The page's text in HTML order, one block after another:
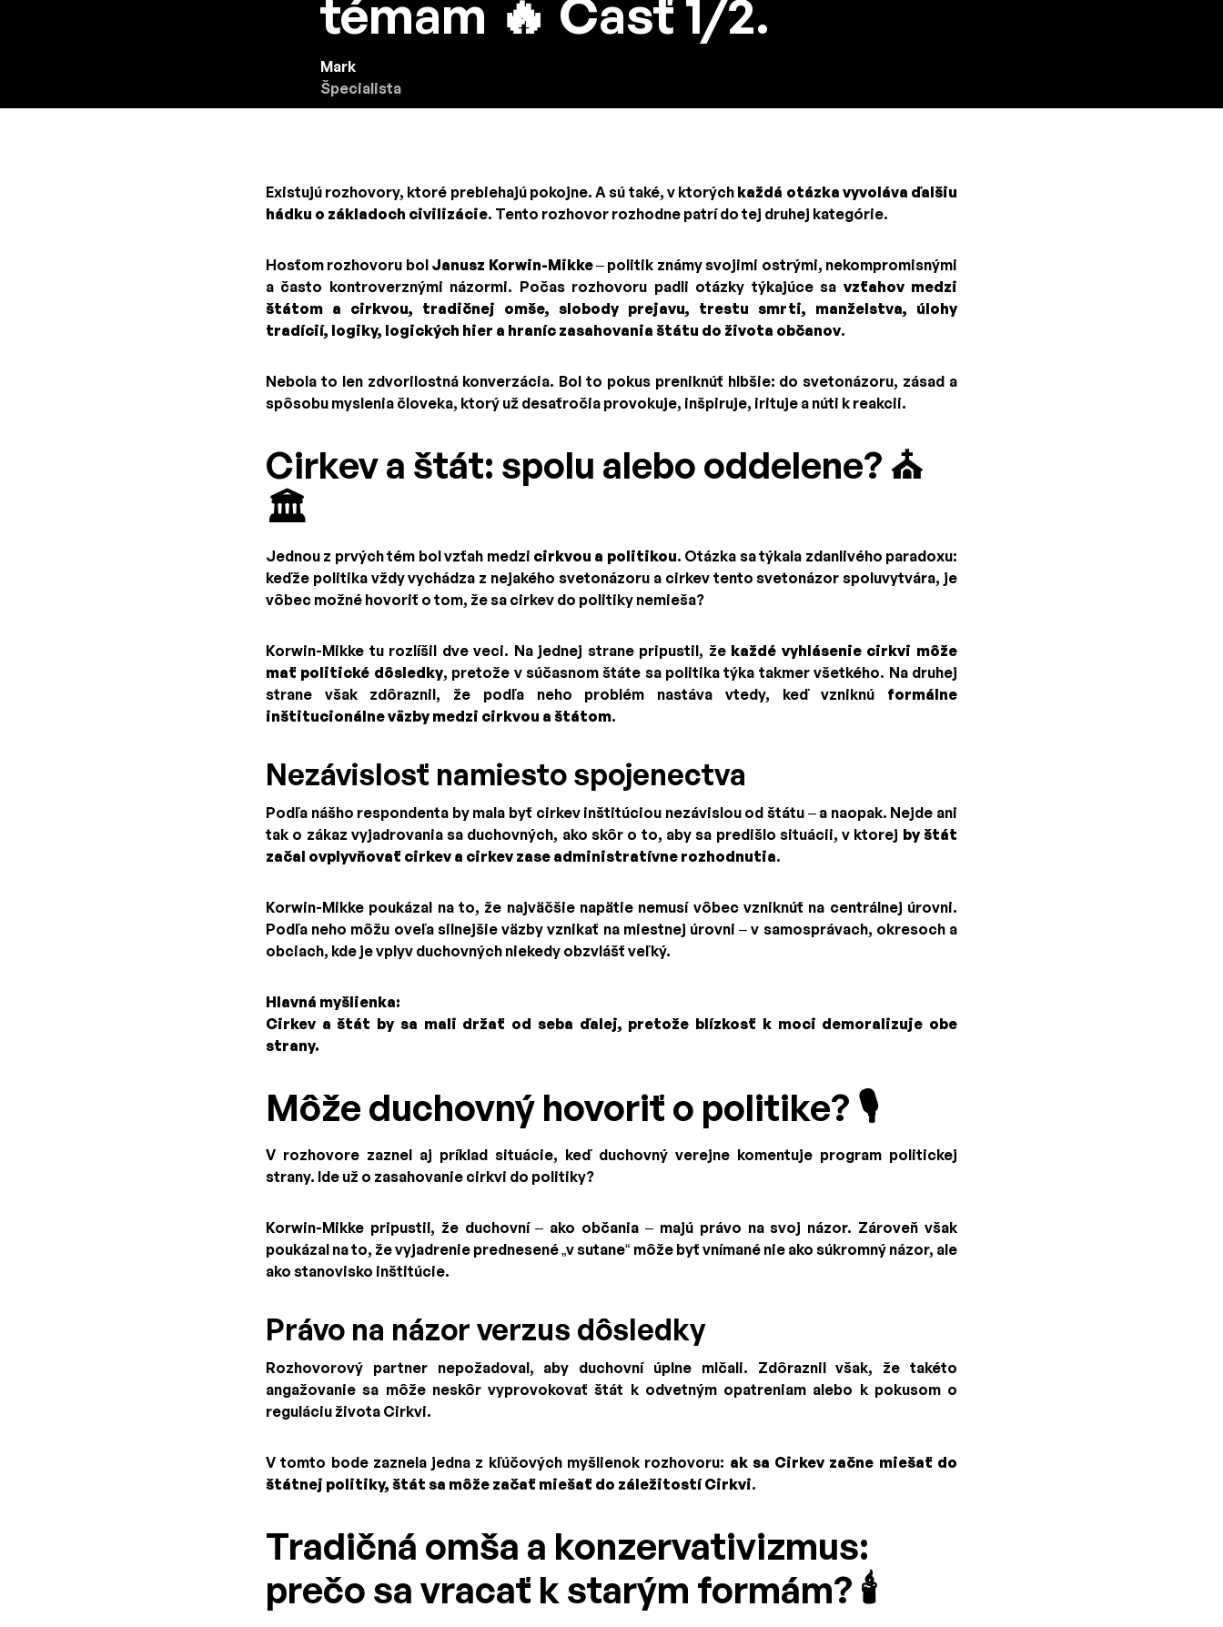
témam 🔥 Časť 1/2.
Mark
Špecialista
Existujú rozhovory, ktoré prebiehajú pokojne. A sú také, v ktorých každá otázka vyvoláva ďalšiu
hádku o základoch civilizácie. Tento rozhovor rozhodne patrí do tej druhej kategórie.
Hosťom rozhovoru bol Janusz Korwin-Mikke– politik známy svojimi ostrými, nekompromisnými
a často kontroverznými názormi. Počas rozhovoru padli otázky týkajúce sa vzťahov medzi
štátom a cirkvou, tradičnej omše, slobody prejavu, trestu smrti, manželstva, úlohy
tradícií, logiky, logických hier a hraníc zasahovania štátu do života občanov.
Nebola to len zdvorilostná konverzácia. Bol to pokus preniknúť hlbšie: do svetonázoru, zásad a
spôsobu myslenia človeka, ktorý už desaťročia provokuje, inšpiruje, irituje a núti k reakcii.
Cirkev a štát: spolu alebo oddelene? ⛪
🏛️
Jednou z prvých tém bol vzťah medzi cirkvou a politikou. Otázka sa týkala zdanlivého paradoxu:
keďže politika vždy vychádza z nejakého svetonázoru a cirkev tento svetonázor spoluvytvára, je
vôbec možné hovoriť o tom, že sa cirkev do politiky nemieša?
Korwin-Mikke tu rozlíšil dve veci. Na jednej strane pripustil, že každé vyhlásenie cirkvi môže
mať politické dôsledky, pretože v súčasnom štáte sa politika týka takmer všetkého. Na druhej
strane však zdôraznil, že podľa neho problém nastáva vtedy, keď vzniknú formálne
inštitucionálne väzby medzi cirkvou a štátom.
Nezávislosť namiesto spojenectva
Podľa nášho respondenta by mala byť cirkev inštitúciou nezávislou od štátu – a naopak. Nejde ani
tak o zákaz vyjadrovania sa duchovných, ako skôr o to, aby sa predišlo situácii, v ktorej by štát
začal ovplyvňovať cirkev a cirkev zase administratívne rozhodnutia.
Korwin-Mikke poukázal na to, že najväčšie napätie nemusí vôbec vzniknúť na centrálnej úrovni.
Podľa neho môžu oveľa silnejšie väzby vznikať na miestnej úrovni – v samosprávach, okresoch a
obciach, kde je vplyv duchovných niekedy obzvlášť veľký.
Hlavná myšlienka:
Cirkev a štát by sa mali držať od seba ďalej, pretože blízkosť k moci demoralizuje obe
strany.
Môže duchovný hovoriť o politike? 🎙️
V rozhovore zaznel aj príklad situácie, keď duchovný verejne komentuje program politickej
strany. Ide už o zasahovanie cirkvi do politiky?
Korwin-Mikke pripustil, že duchovní – ako občania – majú právo na svoj názor. Zároveň však
poukázal na to, že vyjadrenie prednesené „v sutane“ môže byť vnímané nie ako súkromný názor, ale
ako stanovisko inštitúcie.
Právo na názor verzus dôsledky
Rozhovorový partner nepožadoval, aby duchovní úplne mlčali. Zdôraznil však, že takéto
angažovanie sa môže neskôr vyprovokovať štát k odvetným opatreniam alebo k pokusom o
reguláciu života Cirkvi.
V tomto bode zaznela jedna z kľúčových myšlienok rozhovoru: ak sa Cirkev začne miešať do
štátnej politiky, štát sa môže začať miešať do záležitostí Cirkvi.
Tradičná omša a konzervativizmus:
prečo sa vracať k starým formám? 🕯️